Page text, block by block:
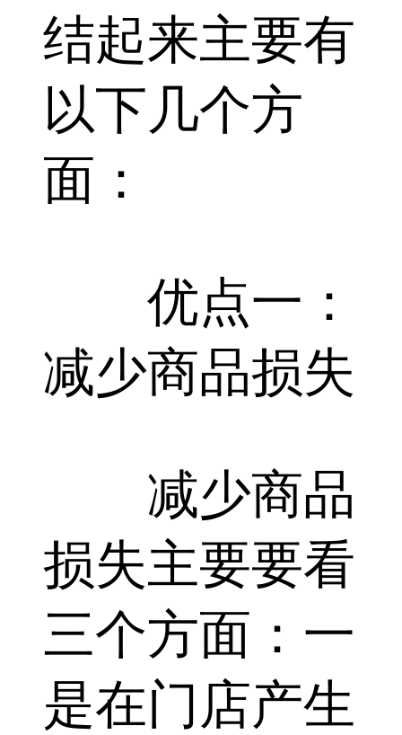
结起来主要有
以下几个方
面：
优点一：
减少商品损失
减少商品
损失主要要看
三个方面：一
是在门店产生